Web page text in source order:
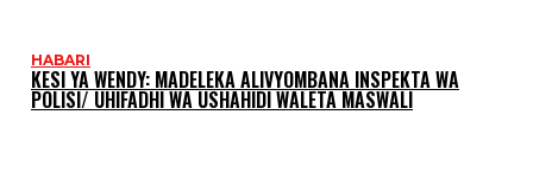
HABARI
KESI YA WENDY: MADELEKA ALIVYOMBANA INSPEKTA WA
POLISI/ UHIFADHI WA USHAHIDI WALETA MASWALI